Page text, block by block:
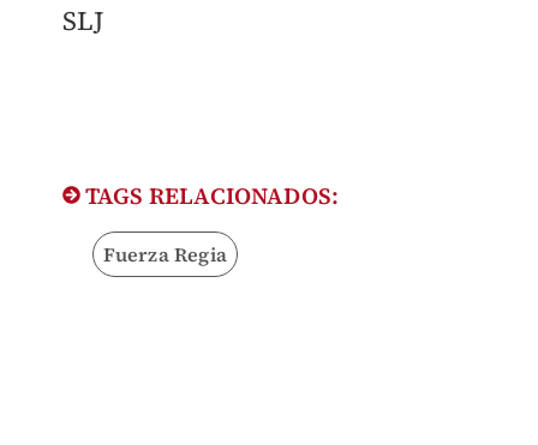
SLJ
TAGS RELACIONADOS:
Fuerza Regia